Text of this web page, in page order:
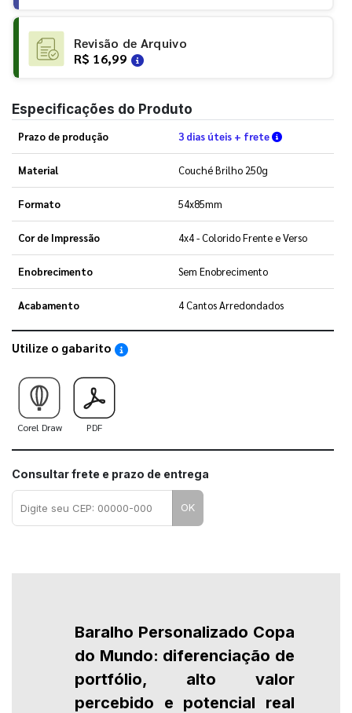
Revisão de Arquivo
R$ 16,99
Especificações do Produto
Prazo de produção 3 dias úteis + frete Verifique as
Material Couché Brilho 250g
Formato 54x85mm
Cor de Impressão 4x4 - Colorido Frente e Verso
Enobrecimento Sem Enobrecimento
Acabamento 4 Cantos Arredondados
Utilize o gabarito Saiba como utilizar os nossos gabaritos
Corel Draw PDF
Consultar frete e prazo de entrega
OK
Baralho Personalizado Copa
do Mundo: diferenciação de
portfólio, alto valor
percebido e potencial real